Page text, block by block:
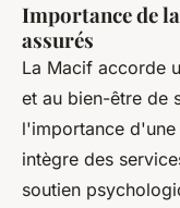
Importance de
assurés
La Macif accorde
et au bien-être de
l'importance
intègre des
soutien